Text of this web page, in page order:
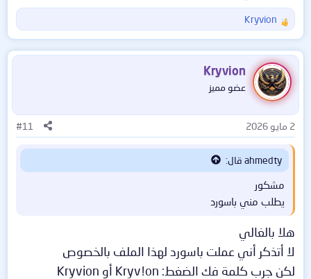
ل
ت
ف
ا
ع
ا
ت
:
Kryvion
Kryvion
عضو مميز
2 مايو 2026 #11
ahmedty قال:
مشكور
يطلب مني باسورد
هلا بالغالي
لا أتذكر أني عملت باسورد لهذا الملف بالخصوص
لكن جرب كلمة فك الضغط: Kryv!on أو Kryvion